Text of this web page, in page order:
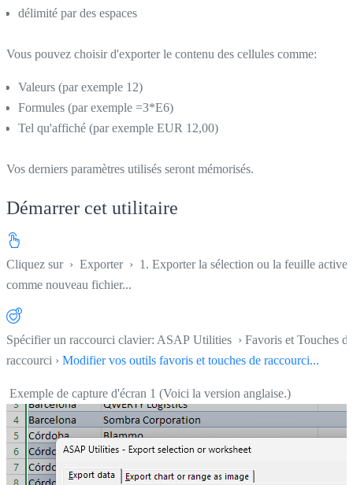
délimité par des espaces
Vous pouvez choisir d'exporter le contenu des cellules comme:
Valeurs (par exemple 12)
Formules (par exemple =3*E6)
Tel qu'affiché (par exemple EUR 12,00)
Vos derniers paramètres utilisés seront mémorisés.
Démarrer cet utilitaire
Cliquez sur › Exporter› 1. Exporter la sélection ou la feuille active
comme nouveau fichier...
Spécifier un raccourci clavier: ASAP Utilities › Favoris et Touches de
raccourci › Modifier vos outils favoris et touches de raccourci...
Exemple de capture d'écran 1 (Voici la version anglaise.)